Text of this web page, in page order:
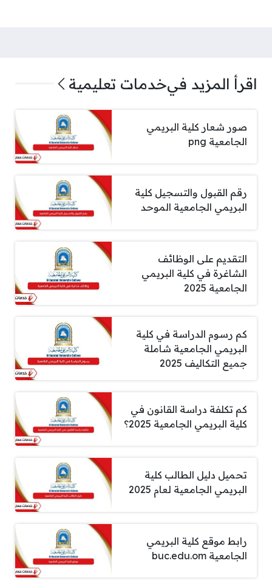
اقرأ المزيد فيخدمات تعليمية
صور شعار كلية البريمي
الجامعية png
رقم القبول والتسجيل كلية
البريمي الجامعية الموحد
التقديم على الوظائف
الشاغرة في كلية البريمي
الجامعية 2025
كم رسوم الدراسة في كلية
البريمي الجامعية شاملة
جميع التكاليف 2025
كم تكلفة دراسة القانون في
كلية البريمي الجامعية 2025؟
تحميل دليل الطالب كلية
البريمي الجامعية لعام 2025
رابط موقع كلية البريمي
الجامعية buc.edu.om